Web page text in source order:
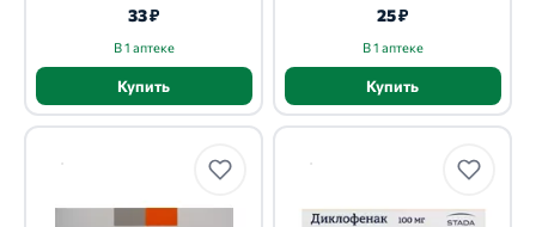
33 ₽
В 1 аптеке
Купить
25 ₽
В 1 аптеке
Купить